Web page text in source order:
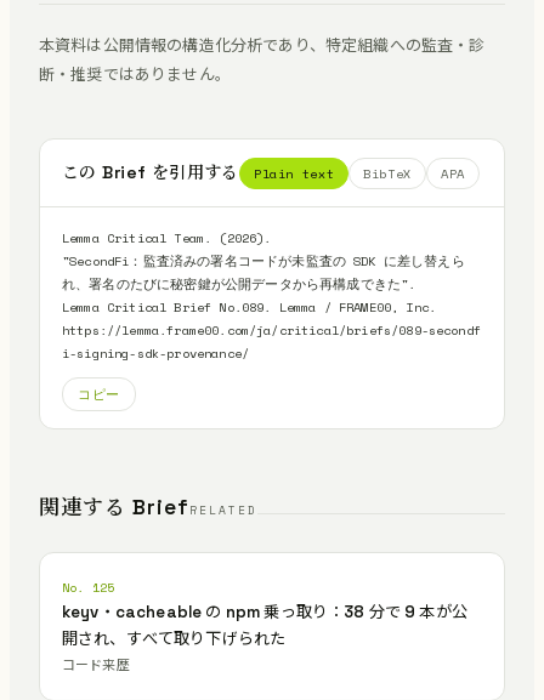
本資料は公開情報の構造化分析であり、特定組織への監査・診
断・推奨ではありません。
この Brief を引用する Plain text BibTeX APA
Lemma Critical Team. (2026).
"SecondFi：監査済みの署名コードが未監査の SDK に差し替えら
れ、署名のたびに秘密鍵が公開データから再構成できた".
Lemma Critical Brief No.089. Lemma / FRAME00, Inc.
https://lemma.frame00.com/ja/critical/briefs/089-secondf
i-signing-sdk-provenance/
コピー
関連する Brief RELATED
No. 125
keyv・cacheable の npm 乗っ取り：38 分で 9 本が公
開され、すべて取り下げられた
コード来歴